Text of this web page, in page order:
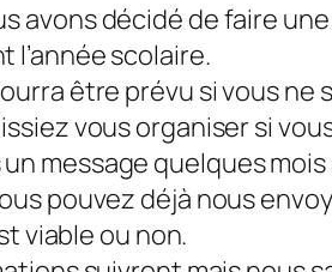
avons décidé de faire
l’année scolaire.
être prévu si vous ne
vous organiser si
message quelques
pouvez déjà nous
viable ou non.